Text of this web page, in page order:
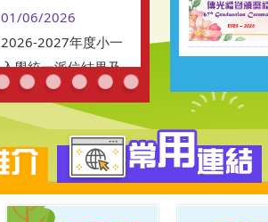
01/06/2026
2026-2027年度小一
入學統一派位結果及
學生註冊須知